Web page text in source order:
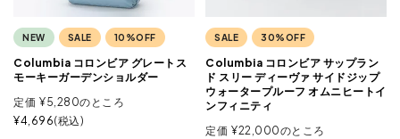
NEW SALE 10%OFF
Columbia コロンビア グレートス
モーキーガーデンショルダー
定価 ¥5,280のところ
¥4,696 税込
SALE 30%OFF
Columbia コロンビア サップラン
ド スリー ディーヴァ サイドジップ
ウォータープルーフ オムニヒートイ
ンフィニティ
定価 ¥22,000のところ